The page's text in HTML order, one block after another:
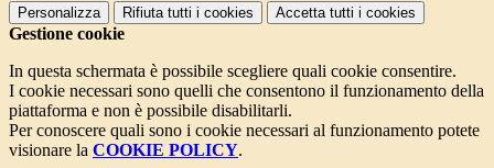
Personalizza Rifiuta tutti i cookies Accetta tutti i cookies
Gestione cookie
In questa schermata è possibile scegliere quali cookie consentire.
I cookie necessari sono quelli che consentono il funzionamento della
piattaforma e non è possibile disabilitarli.
Per conoscere quali sono i cookie necessari al funzionamento potete
visionare la COOKIE POLICY.